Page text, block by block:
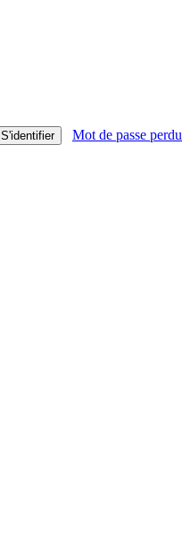
S'identifier Mot de passe perdu